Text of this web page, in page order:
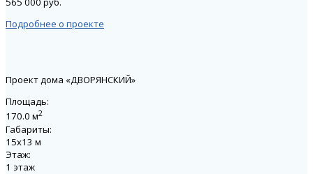
Подробнее о проекте
Проект дома «ДВОРЯНСКИЙ»
Площадь:
170.0 м2
Габариты:
15х13 м
Этаж:
1 этаж